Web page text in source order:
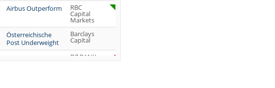
Airbus Outperform RBC
Capital
Markets
Österreichische
Post Underweight
Barclays
Capital
SUSS MicroTec
DZ BANK